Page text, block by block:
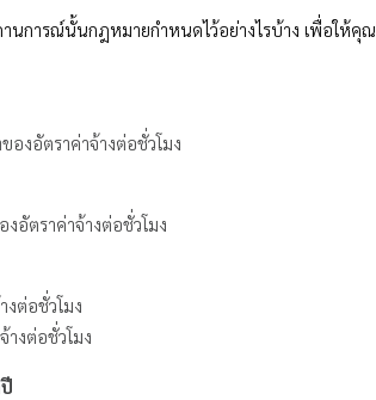
นการณ์นั้นกฎหมายกำหนดไว้อย่างไรบ้าง เพื่อให้คุณ
องอัตราค่าจ้างต่อชั่วโมง
อัตราค่าจ้างต่อชั่วโมง
ต่อชั่วโมง
งต่อชั่วโมง